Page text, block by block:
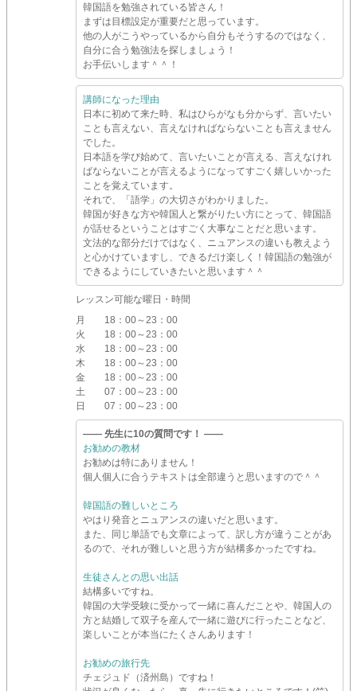
韓国語を勉強されている皆さん！
まずは目標設定が重要だと思っています。
他の人がこうやっているから自分もそうするのではなく、
自分に合う勉強法を探しましょう！
お手伝いします＾＾！
講師になった理由
日本に初めて来た時、私はひらがなも分からず、言いたい
ことも言えない、言えなければならないことも言えません
でした。
日本語を学び始めて、言いたいことが言える、言えなけれ
ばならないことが言えるようになってすごく嬉しいかった
ことを覚えています。
それで、「語学」の大切さがわかりました。
韓国が好きな方や韓国人と繋がりたい方にとって、韓国語
が話せるということはすごく大事なことだと思います。
文法的な部分だけではなく、ニュアンスの違いも教えよう
と心かけていますし、できるだけ楽しく！韓国語の勉強が
できるようにしていきたいと思います＾＾
レッスン可能な曜日・時間
月
18：00～23：00
火
18：00～23：00
水
18：00～23：00
木
18：00～23：00
金
18：00～23：00
土
07：00～23：00
日
07：00～23：00
―― 先生に10の質問です！ ――
お勧めの教材
お勧めは特にありません！
個人個人に合うテキストは全部違うと思いますので＾＾
韓国語の難しいところ
やはり発音とニュアンスの違いだと思います。
また、同じ単語でも文章によって、訳し方が違うことがあ
るので、それが難しいと思う方が結構多かったですね。
生徒さんとの思い出話
結構多いですね。
韓国の大学受験に受かって一緒に喜んだことや、韓国人の
方と結婚して双子を産んで一緒に遊びに行ったことなど、
楽しいことが本当にたくさんあります！
お勧めの旅行先
チェジュド（済州島）ですね！